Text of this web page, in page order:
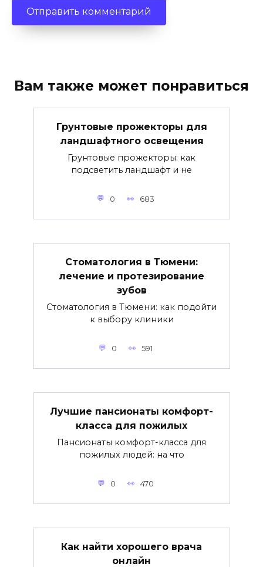
Вам также может понравиться
Грунтовые прожекторы для
ландшафтного освещения
Грунтовые прожекторы: как
подсветить ландшафт и не
0 683
Стоматология в Тюмени:
лечение и протезирование
зубов
Стоматология в Тюмени: как подойти
к выбору клиники
0 591
Лучшие пансионаты комфорт-
класса для пожилых
Пансионаты комфорт-класса для
пожилых людей: на что
0 470
Как найти хорошего врача
онлайн